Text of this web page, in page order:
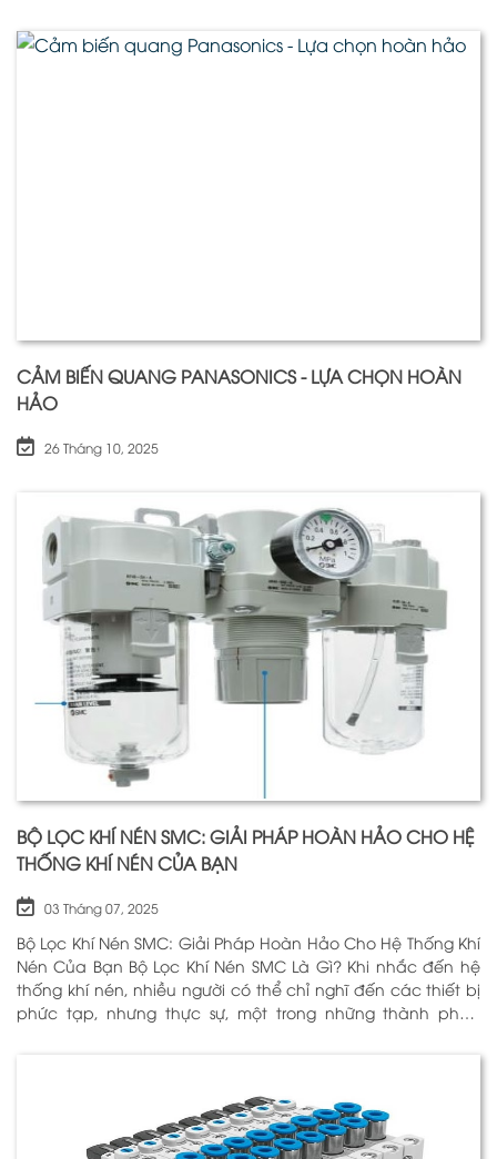
CẢM BIẾN QUANG PANASONICS - LỰA CHỌN HOÀN
HẢO
26 Tháng 10, 2025
BỘ LỌC KHÍ NÉN SMC: GIẢI PHÁP HOÀN HẢO CHO HỆ
THỐNG KHÍ NÉN CỦA BẠN
03 Tháng 07, 2025
Bộ Lọc Khí Nén SMC: Giải Pháp Hoàn Hảo Cho Hệ Thống Khí
Nén Của Bạn Bộ Lọc Khí Nén SMC Là Gì? Khi nhắc đến hệ
thống khí nén, nhiều người có thể chỉ nghĩ đến các thiết bị
phức tạp, nhưng thực sự, một trong những thành phần